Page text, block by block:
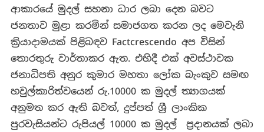
ආකාරයේ මුදල් සහනා ධාර ලබා දෙන බවට
ජනතාව මුළා කරමින් සමාජගත කරන ලද මෙවැනි
ක්‍රියාදාමයක් පිළිබඳව Factcrescendo අප විසින්
තොරතුරු වාර්තාකර ඇත. එහිදී එක් අවස්ථාවක
ජනාධිපති අනුර කුමාර මහතා ලෝක බැංකුව සමඟ
හවුල්කාරිත්වයෙන් රු.10000 ක මුදල් ත්‍යාගයක්
අනුමත කර ඇති බවත්, දුප්පත් ශ්‍රී ලාංකික
පුරවැසියන්ට රුපියල් 10000 ක මුදල් ප්‍රදානයක් ලබා